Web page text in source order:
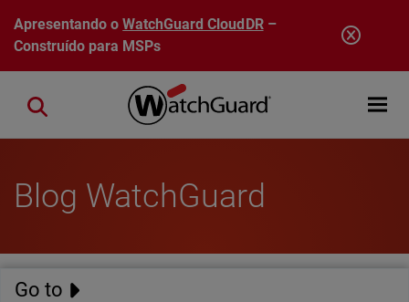
Pular para o conteúdo principal
Apresentando oWatchGuard CloudDR–
Construído para MSPs
Open
Close search
Blog WatchGuard
Go to